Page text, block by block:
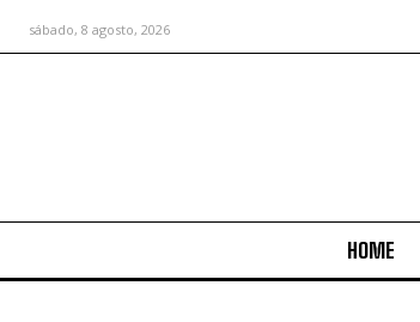
sábado, 8 agosto, 2026
HOME